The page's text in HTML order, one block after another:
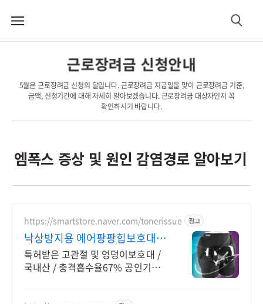
메
검
근로장려금 신청안내
5월은 근로장려금 신청의 달입니다. 근로장려금 지급일을 맞아 근로장려금 기준,
금액, 신청기간에 대해 자세히 알아보겠습니다. 근로장려금 대상자인지 꼭
확인하시기 바랍니다.
엠폭스 증상 및 원인 감염경로 알아보기
https://smartstore.naver.com/tonerissue 광고
낙상방지용 에어팡팡힙보호대
1+1 상품 할인
특허받은 고관절 및 엉덩이보호대 /
국내산 / 충격흡수율67% 공인기관